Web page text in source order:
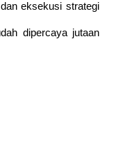
dan eksekusi strategi
dipercaya jutaan